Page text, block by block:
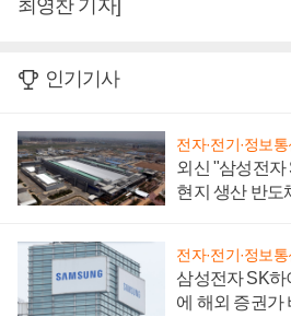
최영찬 기자]
인기기사
전자·전기·정보통
외신 "삼성전자
현지 생산 반도
전자·전기·정보통
삼성전자 SK하
에 해외 증권가